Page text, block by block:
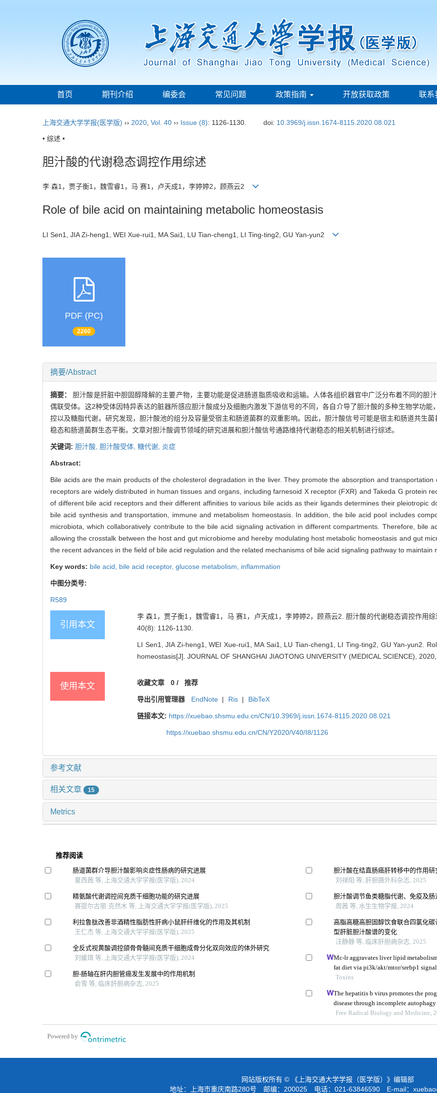
首页 期刊介绍 编委会 常见问题 政策指南 开放获取政策 联系
上海交通大学学报(医学版) ›› 2020 Vol. 40 ›› Issue (8): 1126-1130. doi: 10.3969/j.issn.1674-8115.2020.08.021
• 综述 •
胆汁酸的代谢稳态调控作用综述
李 森1，贾子衡1，魏雪睿1，马 赛1，卢天成1，李婷婷2，顾燕云2
Role of bile acid on maintaining metabolic homeostasis
LI Sen1, JIA Zi-heng1, WEI Xue-rui1, MA Sai1, LU Tian-cheng1, LI Ting-ting2, GU Yan-yun2
PDF (PC)
2260
摘要/Abstract
摘要： 胆汁酸是肝脏中胆固醇降解的主要产物，主要功能是促进肠道脂质吸收和运输。人体各组织器官中广泛分布着不同的胆
偶联受体。这2种受体因特异表达的脏器所感应胆汁酸成分及细胞内激发下游信号的不同，各自介导了胆汁酸的多种生物学功能
控以及糖脂代谢。研究发现，胆汁酸池的组分及容量受宿主和肠道菌群的双重影响。因此，胆汁酸信号可能是宿主和肠道共生菌
稳态和肠道菌群生态平衡。文章对胆汁酸调节领域的研究进展和胆汁酸信号通路维持代谢稳态的相关机制进行综述。
关键词: 胆汁酸, 胆汁酸受体, 糖代谢, 炎症
Abstract:
Bile acids are the main products of the cholesterol degradation in the liver. They promote the absorption and
receptors are widely distributed in human tissues and organs, including farnesoid X receptor (FXR) and Takeda G protein
of different bile acid receptors and their different affinities to various bile acids as their ligands determines their pleiotropic
bile acid synthesis and transportation, immune and metabolism homeostasis. In addition, the bile acid pool includes
microbiota, which collaboratively contribute to the bile acid signaling activation in different compartments. Therefore, bile
allowing the crosstalk between the host and gut microbiome and hereby modulating host metabolic homeostasis and gut
the recent advances in the field of bile acid regulation and the related mechanisms of bile acid signaling pathway to maintain
Key words: bile acid, bile acid receptor, glucose metabolism, inflammation
中图分类号:
R589
引用本文
李 森1，贾子衡1，魏雪睿1，马 赛1，卢天成1，李婷婷2，顾燕云2. 胆汁酸的代谢稳态调控作用
40(8): 1126-1130.
LI Sen1, JIA Zi-heng1, WEI Xue-rui1, MA Sai1, LU Tian-cheng1, LI Ting-ting2, GU Yan-yun2.
homeostasis[J]. JOURNAL OF SHANGHAI JIAOTONG UNIVERSITY (MEDICAL SCIENCE),
使用本文 收藏文章 0/ 推荐
导出引用管理器 EndNote | Ris | BibTeX
链接本文: https://xuebao.shsmu.edu.cn/CN/10.3969/j.issn.1674-8115.2020.08.021
https://xuebao.shsmu.edu.cn/CN/Y2020/V40/I8/1126
参考文献
相关文章 15
Metrics
推荐阅读
肠道菌群介导胆汁酸影响炎症性肠病的研究进展
夏西茜 等, 上海交通大学学报(医学版), 2024
精氨酸代谢调控间充质干细胞功能的研究进展
赛提尔古丽·克然木 等, 上海交通大学学报(医学版), 2025
利拉鲁肽改善非酒精性脂肪性肝病小鼠肝纤维化的作用及其机制
王仁杰 等, 上海交通大学学报(医学版), 2025
全反式视黄酸调控颌骨骨髓间充质干细胞成骨分化双向效应的体外研究
刘媛琪 等, 上海交通大学学报(医学版), 2024
胆-肠轴在肝内胆管癌发生发展中的作用机制
俞雪 等, 临床肝胆病杂志, 2025
胆汁酸在结直肠癌肝转移中的作用研
刘禄阳 等, 肝胆胰外科杂志, 2025
胆汁酸调节鱼类糖脂代谢、免疫及
周茜 等, 水生生物学报, 2024
高脂高糖高胆固醇饮食联合四氯化
型肝脏胆汁酸谱的变化
汪静静 等, 临床肝胆病杂志, 2025
Mc-lr aggravates liver lipid
fat diet via pi3k/akt/mtor/srebp1
Toxins
The hepatitis b virus promotes the
disease through incomplete autophagy
Free Radical Biology and Medicine,
Powered by
网站版权所有 © 《上海交通大学学报（医学版）》编辑部
地址：上海市重庆南路280号 邮编：200025 电话：021-63846590 E-mail：